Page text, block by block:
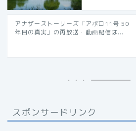
アナザーストーリーズ「アポロ11号 50
年目の真実」の再放送・動画配信は...
スポンサードリンク